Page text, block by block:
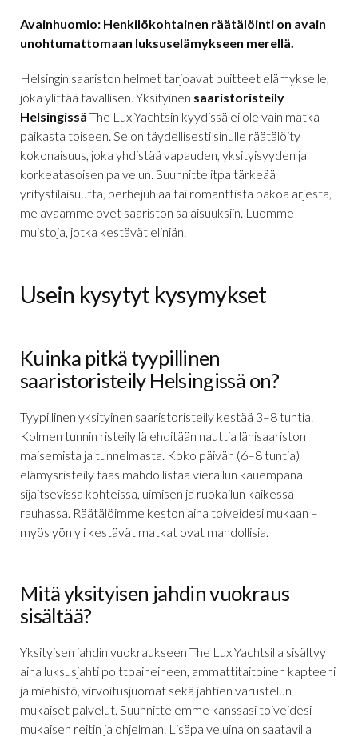
Avainhuomio: Henkilökohtainen räätälöinti on avain
unohtumattomaan luksuselämykseen merellä.
Helsingin saariston helmet tarjoavat puitteet elämykselle,
joka ylittää tavallisen. Yksityinen saaristoristeily
Helsingissä The Lux Yachtsin kyydissä ei ole vain matka
paikasta toiseen. Se on täydellisesti sinulle räätälöity
kokonaisuus, joka yhdistää vapauden, yksityisyyden ja
korkeatasoisen palvelun. Suunnittelitpa tärkeää
yritystilaisuutta, perhejuhlaa tai romanttista pakoa arjesta,
me avaamme ovet saariston salaisuuksiin. Luomme
muistoja, jotka kestävät eliniän.
Usein kysytyt kysymykset
Kuinka pitkä tyypillinen
saaristoristeily Helsingissä on?
Tyypillinen yksityinen saaristoristeily kestää 3–8 tuntia.
Kolmen tunnin risteilyllä ehditään nauttia lähisaariston
maisemista ja tunnelmasta. Koko päivän (6–8 tuntia)
elämysristeily taas mahdollistaa vierailun kauempana
sijaitsevissa kohteissa, uimisen ja ruokailun kaikessa
rauhassa. Räätälöimme keston aina toiveidesi mukaan –
myös yön yli kestävät matkat ovat mahdollisia.
Mitä yksityisen jahdin vuokraus
sisältää?
Yksityisen jahdin vuokraukseen The Lux Yachtsilla sisältyy
aina luksusjahti polttoaineineen, ammattitaitoinen kapteeni
ja miehistö, virvoitusjuomat sekä jahtien varustelun
mukaiset palvelut. Suunnittelemme kanssasi toiveidesi
mukaisen reitin ja ohjelman. Lisäpalveluina on saatavilla